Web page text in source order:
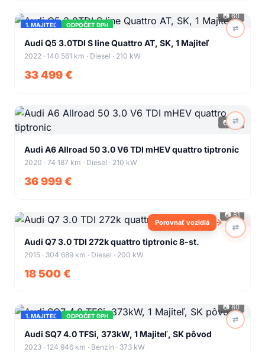
1. MAJITEĽ ODPOČET DPH
📷60
56
Audi Q5 3.0TDI S line Quattro AT, SK, 1 Majiteľ
2022 · 140 561 km · Diesel · 210 kW
33 499 €
⇄
📷 64
+ 60
Audi A6 Allroad 50 3.0 V6 TDI mHEV quattro tiptronic
2020 · 74 187 km · Diesel · 210 kW
36 999 €
⇄
📷61
Audi Q7 3.0 TDI 272k quattro tiptronic 8-st.
2015 · 304 689 km · Diesel · 200 kW
18 500 €
⇄
Porovnať vozidlá
1. MAJITEĽ ODPOČET DPH
📷80
+76
Audi SQ7 4.0 TFSi, 373kW, 1 Majiteľ, SK pôvod
2023 · 124 946 km · Benzín · 373 kW
⇄